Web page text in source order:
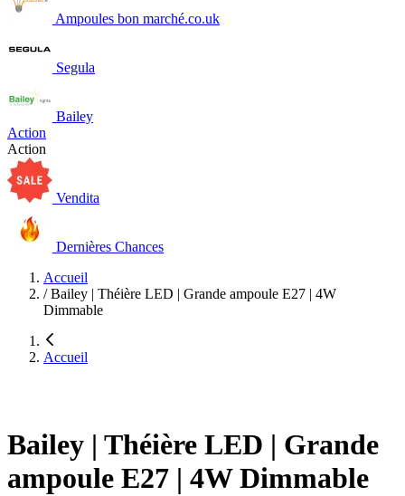
Ampoules bon marché.co.uk
Segula
Bailey
Action
Action
Vendita
Dernières Chances
Accueil
/ Bailey | Théière LED | Grande ampoule E27 | 4W
Dimmable
Accueil
Bailey | Théière LED | Grande
ampoule E27 | 4W Dimmable